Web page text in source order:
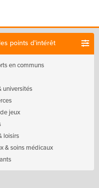
points d'intérêt
en communs
universités
jeux
loisirs
& soins médicaux